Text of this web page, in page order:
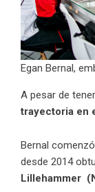
Egan Bernal,
A pesar de
trayectoria en
Bernal
desde 2014
Lillehammer